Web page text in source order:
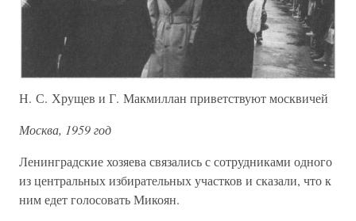
Н. С. Хрущев и Г. Макмиллан приветствуют москвичей
Москва, 1959 год
Ленинградские хозяева связались с сотрудниками одного
из центральных избирательных участков и сказали, что к
ним едет голосовать Микоян.